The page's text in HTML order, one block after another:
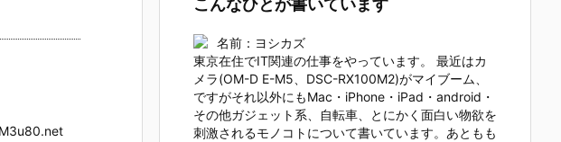
こんなひとが書いています
名前：ヨシカズ
東京在住でIT関連の仕事をやっています。 最近はカ
メラ(OM-D E-M5、DSC-RX100M2)がマイブーム、
ですがそれ以外にもMac・iPhone・iPad・android・
その他ガジェット系、自転車、とにかく面白い物欲を
刺激されるモノコトについて書いています。あともも